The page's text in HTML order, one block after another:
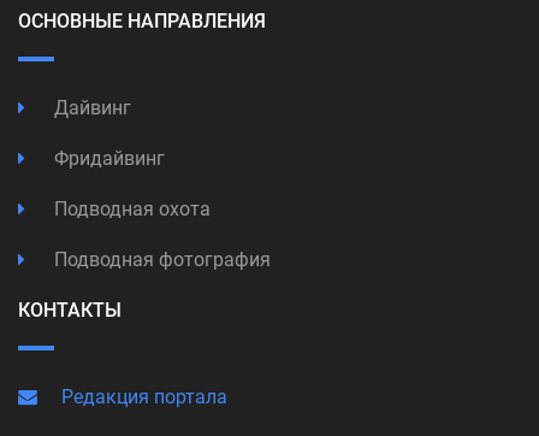
ОСНОВНЫЕ НАПРАВЛЕНИЯ
Дайвинг
Фридайвинг
Подводная охота
Подводная фотография
КОНТАКТЫ
Редакция портала